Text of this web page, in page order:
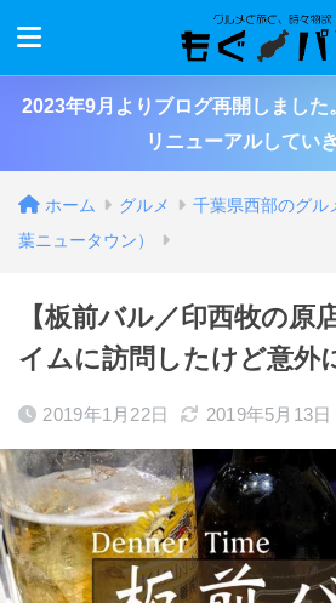
2023年9月よりブログ再開しました
リニューアルしてい
ホーム グルメ 千葉県西部のグル
葉ニュータウン）
【板前バル／印西牧の原
イムに訪問したけど意外
2019年1月22日 2019年5月13日